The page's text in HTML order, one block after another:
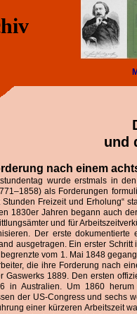
und
nach einem
wurde erstmals in
als Forderungen
Stunden Freizeit und Erholung“
1830er Jahren begann auch
und für
Der erste
ausgetragen. Ein erster
vom 1. Mai 1848
die ihre Forderung nach
Gaswerks 1889. Den ersten
in Australien. Um 1860
der US-Congress und sechs
einer kürzeren Arbeitszeit